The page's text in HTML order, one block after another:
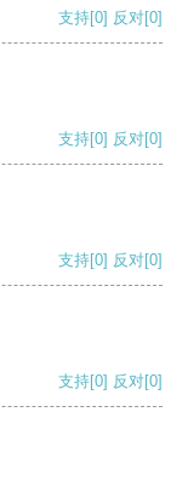
支持[0] 反对[0]
支持[0] 反对[0]
支持[0] 反对[0]
支持[0] 反对[0]